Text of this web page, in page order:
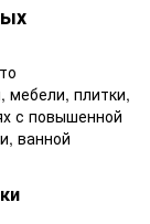
мебели, плитки,
с повышенной
ванной